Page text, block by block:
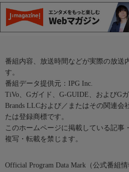
番組内容、放送時間などが実際の放送
す。
番組データ提供元：IPG Inc.
TiVo、Gガイド、G-GUIDE、およびG
Brands LLCおよび／またはその関連会
たは登録商標です。
このホームページに掲載している記事
複写・転載を禁じます。
Official Program Data Mark（公式番組情